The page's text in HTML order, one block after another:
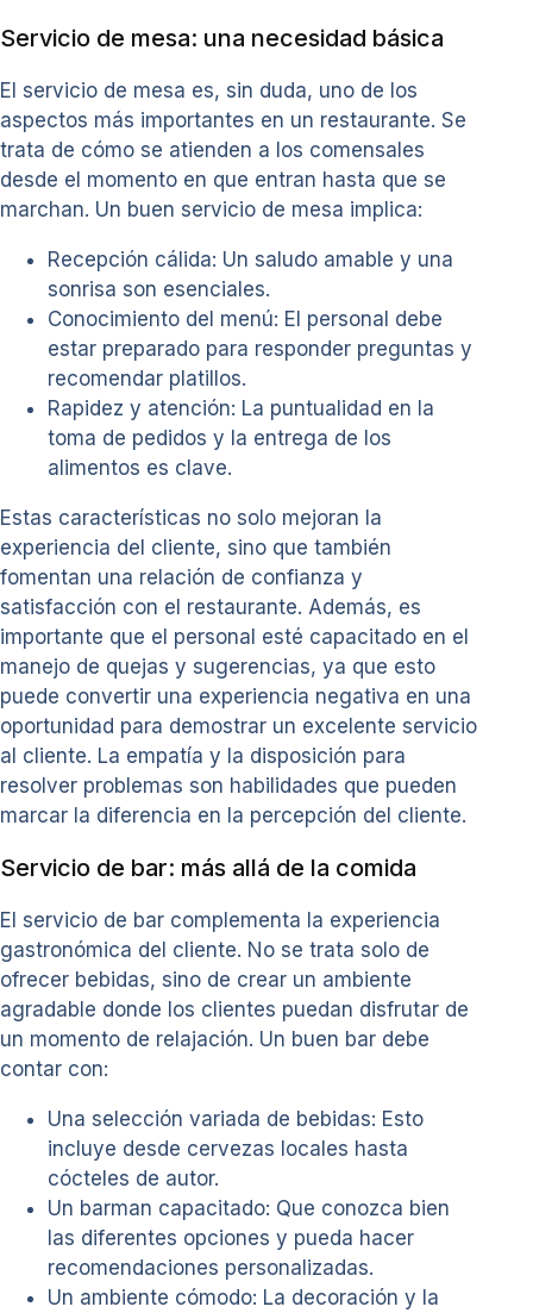
Servicio de mesa: una necesidad básica
El servicio de mesa es, sin duda, uno de los
aspectos más importantes en un restaurante. Se
trata de cómo se atienden a los comensales
desde el momento en que entran hasta que se
marchan. Un buen servicio de mesa implica:
Recepción cálida: Un saludo amable y una
sonrisa son esenciales.
Conocimiento del menú: El personal debe
estar preparado para responder preguntas y
recomendar platillos.
Rapidez y atención: La puntualidad en la
toma de pedidos y la entrega de los
alimentos es clave.
Estas características no solo mejoran la
experiencia del cliente, sino que también
fomentan una relación de confianza y
satisfacción con el restaurante. Además, es
importante que el personal esté capacitado en el
manejo de quejas y sugerencias, ya que esto
puede convertir una experiencia negativa en una
oportunidad para demostrar un excelente servicio
al cliente. La empatía y la disposición para
resolver problemas son habilidades que pueden
marcar la diferencia en la percepción del cliente.
Servicio de bar: más allá de la comida
El servicio de bar complementa la experiencia
gastronómica del cliente. No se trata solo de
ofrecer bebidas, sino de crear un ambiente
agradable donde los clientes puedan disfrutar de
un momento de relajación. Un buen bar debe
contar con:
Una selección variada de bebidas: Esto
incluye desde cervezas locales hasta
cócteles de autor.
Un barman capacitado: Que conozca bien
las diferentes opciones y pueda hacer
recomendaciones personalizadas.
Un ambiente cómodo: La decoración y la